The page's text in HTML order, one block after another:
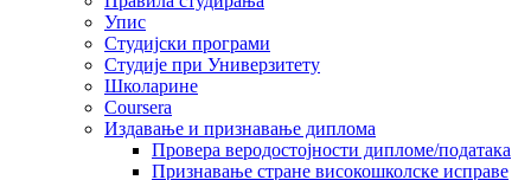
Упис
Студијски програми
Студије при Универзитету
Школарине
Coursera
Издавање и признавање диплома
Провера веродостојности дипломе/података
Признавање стране високошколске исправе